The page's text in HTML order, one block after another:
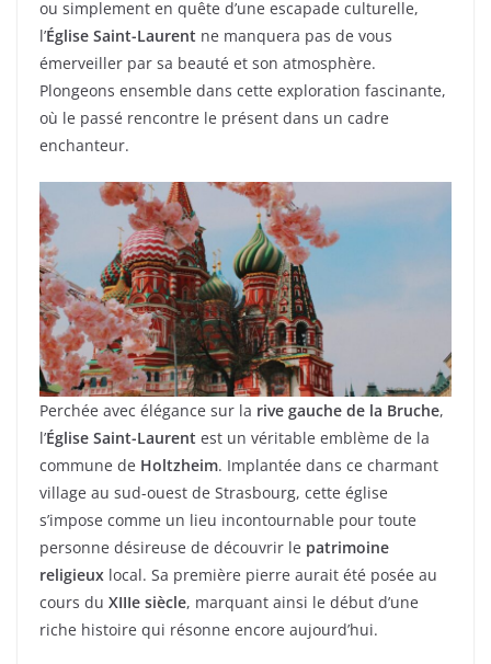
ou simplement en quête d’une escapade culturelle,
l’Église Saint-Laurent ne manquera pas de vous
émerveiller par sa beauté et son atmosphère.
Plongeons ensemble dans cette exploration fascinante,
où le passé rencontre le présent dans un cadre
enchanteur.
Perchée avec élégance sur la rive gauche de la Bruche,
l’Église Saint-Laurent est un véritable emblème de la
commune de Holtzheim. Implantée dans ce charmant
village au sud-ouest de Strasbourg, cette église
s’impose comme un lieu incontournable pour toute
personne désireuse de découvrir le patrimoine
religieux local. Sa première pierre aurait été posée au
cours du XIIIe siècle, marquant ainsi le début d’une
riche histoire qui résonne encore aujourd’hui.